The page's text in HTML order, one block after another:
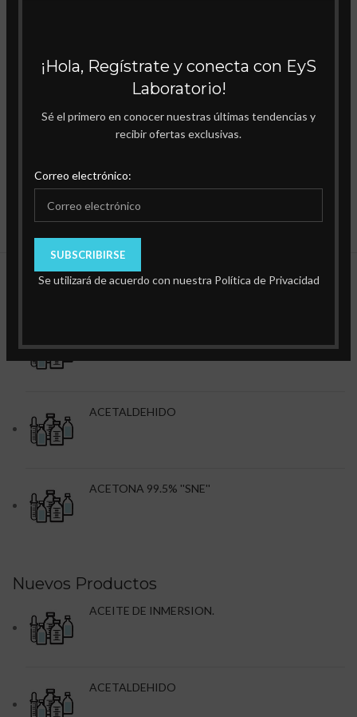
¡Hola, Regístrate y conecta con EyS
Laboratorio!
Sé el primero en conocer nuestras últimas tendencias y
recibir ofertas exclusivas.
Correo electrónico:
Se utilizará de acuerdo con nuestra Política de Privacidad
ACETALDEHIDO
ACETONA 99.5% ''SNE''
Nuevos Productos
ACEITE DE INMERSION.
ACETALDEHIDO